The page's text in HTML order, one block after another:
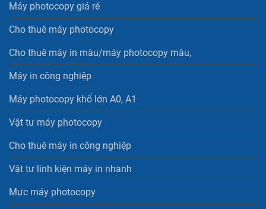
Máy photocopy giá rẻ
Cho thuê máy photocopy
Cho thuê máy in màu/máy photocopy màu,
Máy in công nghiệp
Máy photocopy khổ lớn A0, A1
Vật tư máy photocopy
Cho thuê máy in công nghiệp
Vật tư linh kiện máy in nhanh
Mực máy photocopy